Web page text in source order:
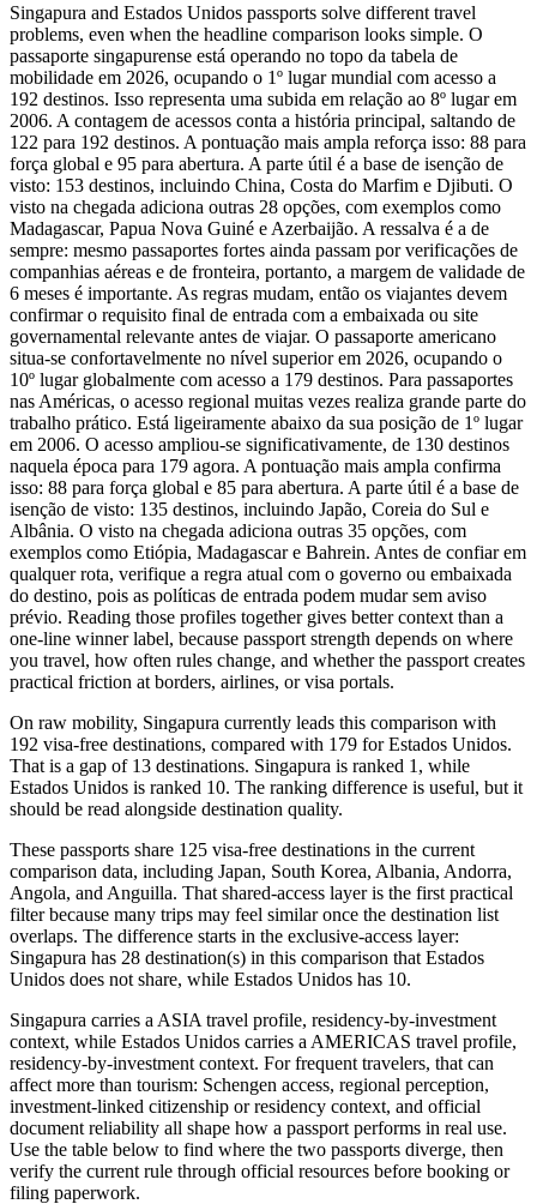
Singapura and Estados Unidos passports solve different travel
problems, even when the headline comparison looks simple. O
passaporte singapurense está operando no topo da tabela de
mobilidade em 2026, ocupando o 1º lugar mundial com acesso a
192 destinos. Isso representa uma subida em relação ao 8º lugar em
2006. A contagem de acessos conta a história principal, saltando de
122 para 192 destinos. A pontuação mais ampla reforça isso: 88 para
força global e 95 para abertura. A parte útil é a base de isenção de
visto: 153 destinos, incluindo China, Costa do Marfim e Djibuti. O
visto na chegada adiciona outras 28 opções, com exemplos como
Madagascar, Papua Nova Guiné e Azerbaijão. A ressalva é a de
sempre: mesmo passaportes fortes ainda passam por verificações de
companhias aéreas e de fronteira, portanto, a margem de validade de
6 meses é importante. As regras mudam, então os viajantes devem
confirmar o requisito final de entrada com a embaixada ou site
governamental relevante antes de viajar. O passaporte americano
situa-se confortavelmente no nível superior em 2026, ocupando o
10º lugar globalmente com acesso a 179 destinos. Para passaportes
nas Américas, o acesso regional muitas vezes realiza grande parte do
trabalho prático. Está ligeiramente abaixo da sua posição de 1º lugar
em 2006. O acesso ampliou-se significativamente, de 130 destinos
naquela época para 179 agora. A pontuação mais ampla confirma
isso: 88 para força global e 85 para abertura. A parte útil é a base de
isenção de visto: 135 destinos, incluindo Japão, Coreia do Sul e
Albânia. O visto na chegada adiciona outras 35 opções, com
exemplos como Etiópia, Madagascar e Bahrein. Antes de confiar em
qualquer rota, verifique a regra atual com o governo ou embaixada
do destino, pois as políticas de entrada podem mudar sem aviso
prévio. Reading those profiles together gives better context than a
one-line winner label, because passport strength depends on where
you travel, how often rules change, and whether the passport creates
practical friction at borders, airlines, or visa portals.
On raw mobility, Singapura currently leads this comparison with
192 visa-free destinations, compared with 179 for Estados Unidos.
That is a gap of 13 destinations. Singapura is ranked 1, while
Estados Unidos is ranked 10. The ranking difference is useful, but it
should be read alongside destination quality.
These passports share 125 visa-free destinations in the current
comparison data, including Japan, South Korea, Albania, Andorra,
Angola, and Anguilla. That shared-access layer is the first practical
filter because many trips may feel similar once the destination list
overlaps. The difference starts in the exclusive-access layer:
Singapura has 28 destination(s) in this comparison that Estados
Unidos does not share, while Estados Unidos has 10.
Singapura carries a ASIA travel profile, residency-by-investment
context, while Estados Unidos carries a AMERICAS travel profile,
residency-by-investment context. For frequent travelers, that can
affect more than tourism: Schengen access, regional perception,
investment-linked citizenship or residency context, and official
document reliability all shape how a passport performs in real use.
Use the table below to find where the two passports diverge, then
verify the current rule through official resources before booking or
filing paperwork.